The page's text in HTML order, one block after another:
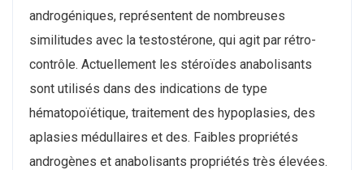
androgéniques, représentent de nombreuses
similitudes avec la testostérone, qui agit par rétro-
contrôle. Actuellement les stéroïdes anabolisants
sont utilisés dans des indications de type
hématopoïétique, traitement des hypoplasies, des
aplasies médullaires et des. Faibles propriétés
androgènes et anabolisants propriétés très élevées.